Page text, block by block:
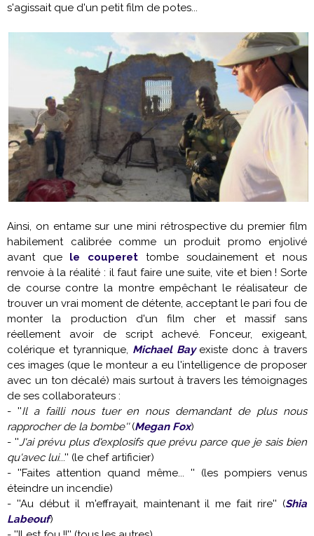
s'agissait que d'un petit film de potes...
Ainsi, on entame sur une mini rétrospective du premier film
habilement calibrée comme un produit promo enjolivé
avant que le couperet tombe soudainement et nous
renvoie à la réalité : il faut faire une suite, vite et bien ! Sorte
de course contre la montre empêchant le réalisateur de
trouver un vrai moment de détente, acceptant le pari fou de
monter la production d'un film cher et massif sans
réellement avoir de script achevé. Fonceur, exigeant,
colérique et tyrannique, Michael Bayexiste donc à travers
ces images (que le monteur a eu l'intelligence de proposer
avec un ton décalé) mais surtout à travers les témoignages
de ses collaborateurs :
- ''Il a failli nous tuer en nous demandant de plus nous
rapprocher de la bombe''(Megan Fox)
- '' J'ai prévu plus d'explosifs que prévu parce que je sais bien
qu'avec lui...'' (le chef artificier)
- ''Faites attention quand même... '' (les pompiers venus
éteindre un incendie)
- ''Au début il m'effrayait, maintenant il me fait rire'' (Shia
Labeouf)